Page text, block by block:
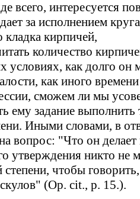
всего, интересуется
за исполнением
кладка кирпичей,
количество
условиях, как долго он
как иного
сможем ли мы
ему задание
Иными словами, в
вопрос: "Что он
утверждения никто не
чтобы
(Op. cit., р. 15.).